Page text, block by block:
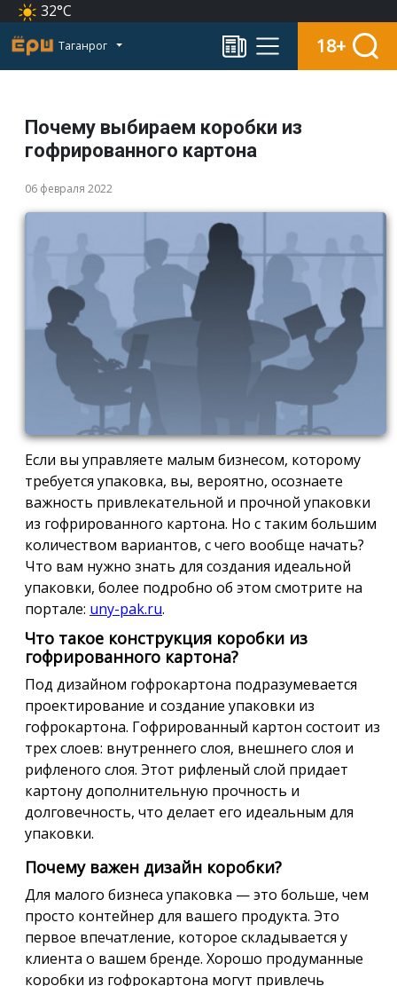
32°C
Таганрог 18+
Почему выбираем коробки из
гофрированного картона
06 февраля 2022
Если вы управляете малым бизнесом, которому
требуется упаковка, вы, вероятно, осознаете
важность привлекательной и прочной упаковки
из гофрированного картона. Но с таким большим
количеством вариантов, с чего вообще начать?
Что вам нужно знать для создания идеальной
упаковки, более подробно об этом смотрите на
портале: uny-pak.ru.
Что такое конструкция коробки из
гофрированного картона?
Под дизайном гофрокартона подразумевается
проектирование и создание упаковки из
гофрокартона. Гофрированный картон состоит из
трех слоев: внутреннего слоя, внешнего слоя и
рифленого слоя. Этот рифленый слой придает
картону дополнительную прочность и
долговечность, что делает его идеальным для
упаковки.
Почему важен дизайн коробки?
Для малого бизнеса упаковка — это больше, чем
просто контейнер для вашего продукта. Это
первое впечатление, которое складывается у
клиента о вашем бренде. Хорошо продуманные
коробки из гофрокартона могут привлечь